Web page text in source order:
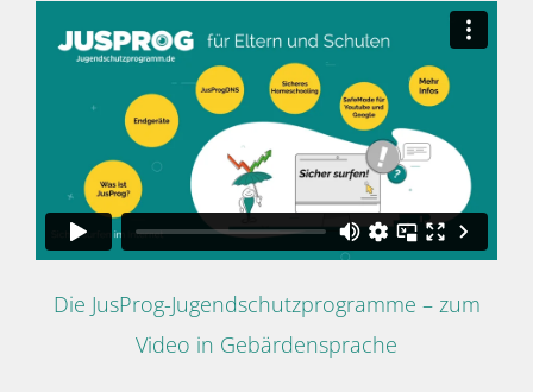
Die JusProg-Jugendschutzprogramme – zum
Video in Gebärdensprache